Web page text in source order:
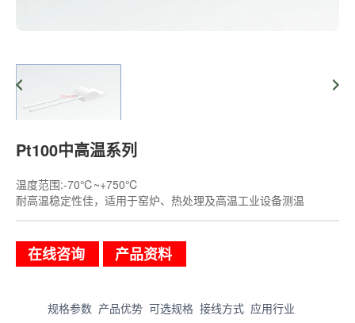
Pt100中高温系列
温度范围:-70℃~+750℃
耐高温稳定性佳，适用于窑炉、热处理及高温工业设备测温
在线咨询 产品资料
规格参数 产品优势 可选规格 接线方式 应用行业